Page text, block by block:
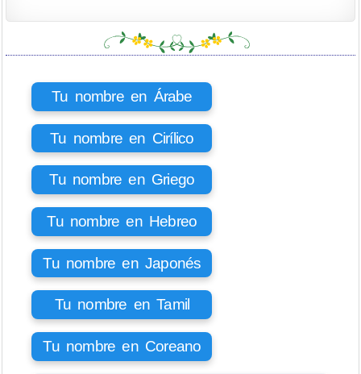
Tu nombre en Árabe
Tu nombre en Cirílico
Tu nombre en Griego
Tu nombre en Hebreo
Tu nombre en Japonés
Tu nombre en Tamil
Tu nombre en Coreano